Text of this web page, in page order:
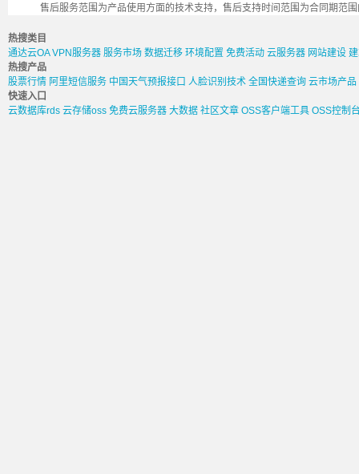
售后服务范围为产品使用方面的技术支持，售后支持时间范围为合同期范
热搜类目
通达云OA VPN服务器 服务市场 数据迁移 环境配置 免费活动 云服务器 网站建设
热搜产品
股票行情 阿里短信服务 中国天气预报接口 人脸识别技术 全国快递查询 云市场产品
快速入口
云数据库rds 云存储oss 免费云服务器 大数据 社区文章 OSS客户端工具 OSS控制